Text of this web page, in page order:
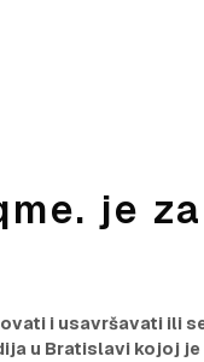
je
i usavršavati ili
u Bratislavi kojoj je